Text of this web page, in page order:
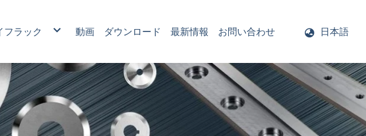
日本語
フ
業用ナイフ
フ
フラック 動画 ダウンロード 最新情報 お問い合わせ